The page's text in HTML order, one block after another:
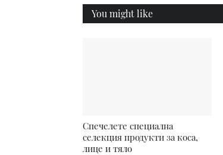
You might like
Спечелете специална
селекция продукти за коса,
лице и тяло